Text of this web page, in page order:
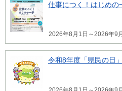
仕事につく！はじめの
2026年8月1日～2026年9
令和8年度「県民の日